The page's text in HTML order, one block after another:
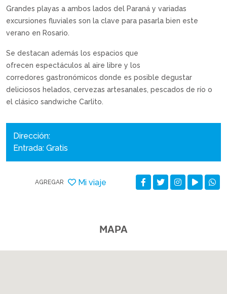
Grandes playas a ambos lados del Paraná y variadas
excursiones fluviales son la clave para pasarla bien este
verano en Rosario.
Se destacan además los espacios que
ofrecen espectáculos al aire libre y los
corredores gastronómicos donde es posible degustar
deliciosos helados, cervezas artesanales, pescados de río o
el clásico sandwiche Carlito.
Dirección:
Entrada: Gratis
AGREGAR Mi viaje
MAPA